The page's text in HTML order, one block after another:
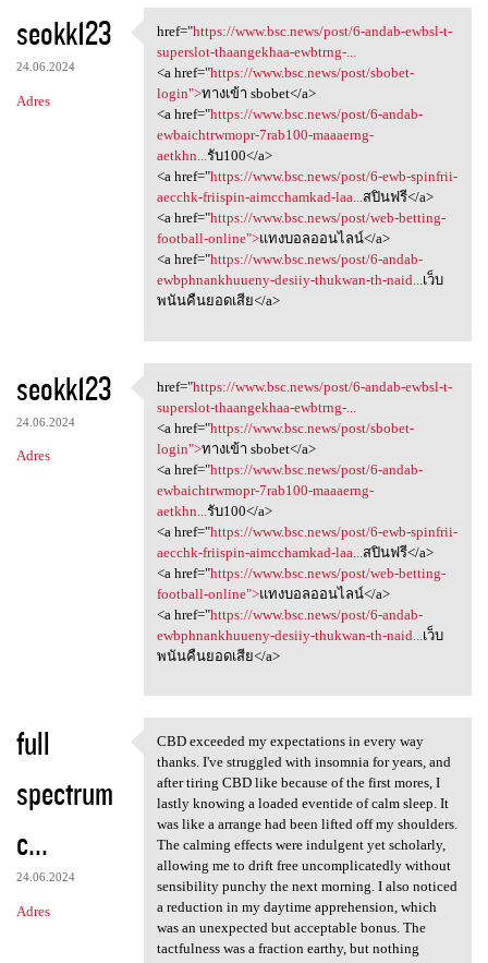
seokk123
24.06.2024
Adres
href="https://www.bsc.news
href="https://www.bsc.news/post/6-andab-ewbsl-t-
superslot-thaangekhaa-ewbtrng-...
<a href="https://www.bsc.news/post/sbobet-
login">ทางเข้า sbobet</a>
<a href="https://www.bsc.news/post/6-andab-
ewbaichtrwmopr-7rab100-maaaerng-
aetkhn...รับ100</a>
<a href="https://www.bsc.news/post/6-ewb-spinfrii-
aecchk-friispin-aimcchamkad-laa...สปินฟรี</a>
<a href="https://www.bsc.news/post/web-betting-
football-online">แทงบอลออนไลน์</a>
<a href="https://www.bsc.news/post/6-andab-
ewbphnankhuueny-desiiy-thukwan-th-naid...เว็บ
พนันคืนยอดเสีย</a>
seokk123
24.06.2024
Adres
href="https://www.bsc.news
href="https://www.bsc.news/post/6-andab-ewbsl-t-
superslot-thaangekhaa-ewbtrng-...
<a href="https://www.bsc.news/post/sbobet-
login">ทางเข้า sbobet</a>
<a href="https://www.bsc.news/post/6-andab-
ewbaichtrwmopr-7rab100-maaaerng-
aetkhn... รับ100</a>
<a href="https://www.bsc.news/post/6-ewb-spinfrii-
aecchk-friispin-aimcchamkad-laa... สปินฟรี</a>
<a href="https://www.bsc.news/post/web-betting-
football-online">แทงบอลออนไลน์</a>
<a href="https://www.bsc.news/post/6-andab-
ewbphnankhuueny-desiiy-thukwan-th-naid... เว็บ
พนันคืนยอดเสีย</a>
full
spectrum
c...
24.06.2024
Adres
CBD exceeded my expectations
CBD exceeded my expectations in every way
thanks. I've struggled with insomnia for years, and
after tiring CBD like because of the first mores, I
lastly knowing a loaded eventide of calm sleep. It
was like a arrange had been lifted off my shoulders.
The calming effects were indulgent yet scholarly,
allowing me to drift free uncomplicatedly without
sensibility punchy the next morning. I also noticed
a reduction in my daytime apprehension, which
was an unexpected but acceptable bonus. The
tactfulness was a fraction earthy, but nothing